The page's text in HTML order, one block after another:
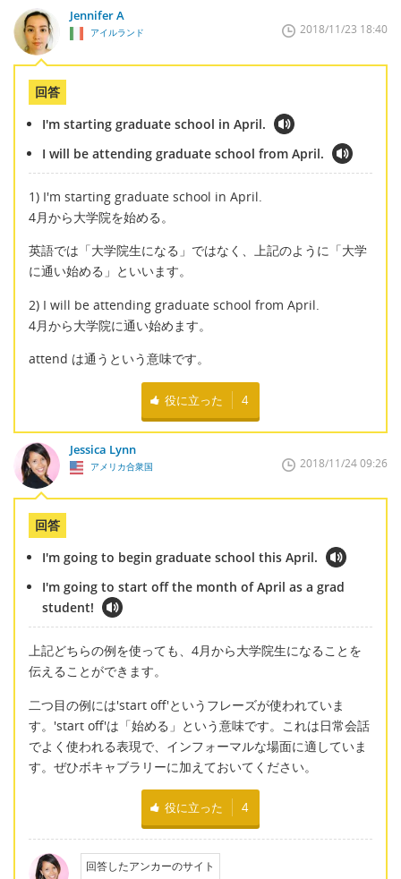
Jennifer A
アイルランド 2018/11/23 18:40
回答
I'm starting graduate school in April.
I will be attending graduate school from April.
1) I'm starting graduate school in April.
4月から大学院を始める。
英語では「大学院生になる」ではなく、上記のように「大学
に通い始める」といいます。
2) I will be attending graduate school from April.
4月から大学院に通い始めます。
attend は通うという意味です。
役に立った 4
Jessica Lynn
アメリカ合衆国 2018/11/24 09:26
回答
I'm going to begin graduate school this April.
I'm going to start off the month of April as a grad
student!
上記どちらの例を使っても、4月から大学院生になることを
伝えることができます。
二つ目の例には'start off'というフレーズが使われていま
す。'start off'は「始める」という意味です。これは日常会話
でよく使われる表現で、インフォーマルな場面に適していま
す。ぜひボキャブラリーに加えておいてください。
役に立った 4
回答したアンカーのサイト